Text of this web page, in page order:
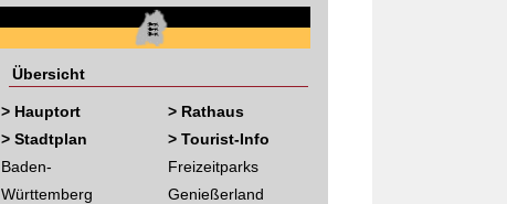
Übersicht
> Hauptort
> Stadtplan
Baden-
Württemberg
> Rathaus
> Tourist-Info
Freizeitparks
Genießerland